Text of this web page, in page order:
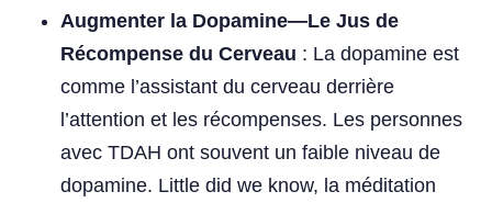
Augmenter la Dopamine—Le Jus de
Récompense du Cerveau : La dopamine est
comme l’assistant du cerveau derrière
l’attention et les récompenses. Les personnes
avec TDAH ont souvent un faible niveau de
dopamine. Little did we know, la méditation